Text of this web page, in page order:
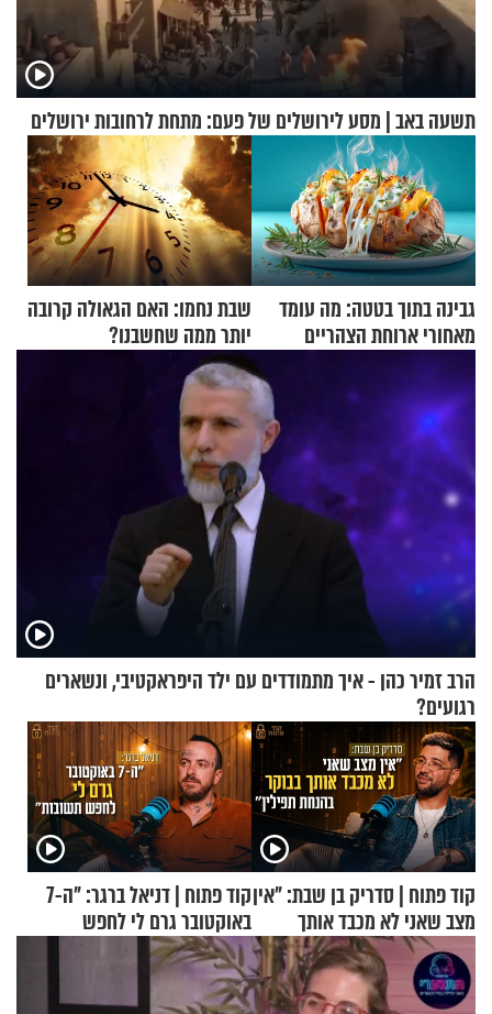
תשעה באב | מסע לירושלים של פעם: מתחת לרחובות ירושלים
גבינה בתוך בטטה: מה עומד
מאחורי ארוחת הצהריים
שכבשה את הרשת?
שבת נחמו: האם הגאולה קרובה
יותר ממה שחשבנו?
הרב זמיר כהן - איך מתמודדים עם ילד היפראקטיבי, ונשארים
רגועים?
קוד פתוח | סדריק בן שבת: "אין
מצב שאני לא מכבד אותך
בבוקר בהנחת תפילין"
קוד פתוח | דניאל ברגר: "ה-7
באוקטובר גרם לי לחפש
תשובות"